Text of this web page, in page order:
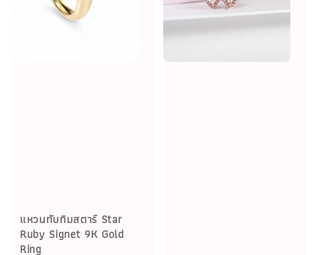
แหวนทับทิมสตาร์ Star
Ruby Signet 9K Gold
Ring